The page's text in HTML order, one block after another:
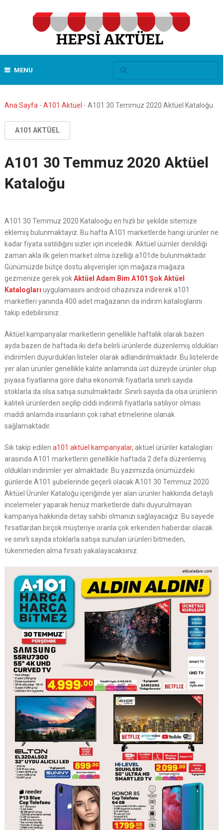
MENU
Ana Sayfa - A101 Aktüel - A101 30 Temmuz 2020 Aktüel Kataloğu
A101 AKTÜEL
A101 30 Temmuz 2020 Aktüel
Kataloğu
A101 30 Temmuz 2020 Katalooğu en hızlı bir şekilde sitemize
eklemiş bulunmaktayız. Bu hafta A101 marketlerde hangi ürünler ne
kadar fiyata satıldığını sizler için inceledik. Aktüel üürnler denildiği
zaman akla ilk gelen market olma özelliği a101de bulunmaktadır.
Günümüzde bütçe dostu alışverişler için mağaza mağaza
gezmenize gerek yokAktüel Adam Bim A101 Şok Aktüel
Katalogları uygulamasını android cihazınıza indirerek a101
marketleri yanında 400 adet mağazanın da indirim kataloglarını
takip edebilirsiniz.
Aktüel kampanyalar marketlerin genellikle haftalık olarak bazen
ayda bazen de haftada iki defa belirli ürünlerde düzenlemiş oldukları
indirimleri duyurdukları listeler olarak adlandırılmaktadır. Bu listelerde
yer alan ürünler genellikle kalite anlamında üst düzeyde ürünler olup
piyasa fiyatlarına göre daha ekonomik fiyatlarla sınırlı sayıda
stoklarla da olsa satışa sunulmaktadır. Sınırlı sayıda da olsa ürünlerin
kaliteli ürünlerden seçilip ciddi indirimli fiyatlarla satılıyor olması
maddi anlamda insanların çok rahat etmelerine olanak
sağlamaktadır.
Sık takip edilen a101 aktüel kampanyalar, aktüel ürünler katalogları
arasında A101 marketlerin genellikle haftada 2 defa düzenlemiş
oldukları indirimler yer almaktadır. Bu yazımızda önümüzdeki
günlerde A101 şubelerinde geçerli olacak A101 30 Temmuz 2020
Aktüel Ürünler Kataloğu içeriğinde yer alan ürünler hakkında detaylı
incelemeler yaparak henüz marketlerde dahi duyurulmayan
kampanya hakkında detay sahibi olmanızı sağlayacağız. Bu sayede
fırsatlardan birçok müşteriye oranla çok erkenden haberdar olacak
ve sınırlı sayıda stoklarla satışa sunulan ürünleri bitmeden,
tükenmeden alma fırsatı yakalayacaksınız.